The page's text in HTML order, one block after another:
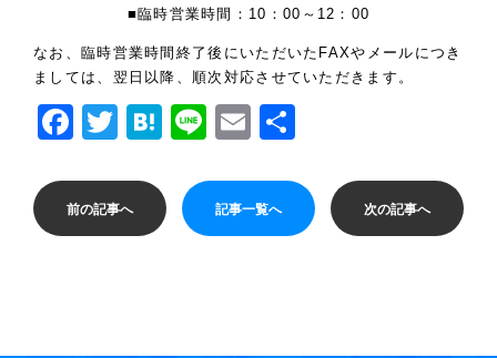
■臨時営業時間：10：00～12：00
なお、臨時営業時間終了後にいただいたFAXやメールにつき
ましては、翌日以降、順次対応させていただきます。
Facebook
Twitter
Hatena
LineEmail
前の記事へ 記事一覧へ 次の記事へ